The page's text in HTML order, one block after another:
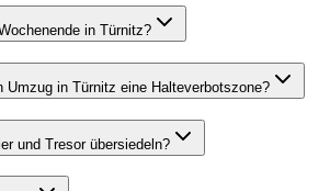
in Türnitz?
Umzug in Türnitz eine Halteverbotszone?
und Tresor übersiedeln?